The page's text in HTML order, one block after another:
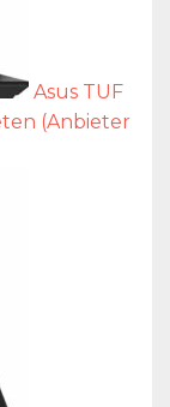
Asus TUF
(Anbieter